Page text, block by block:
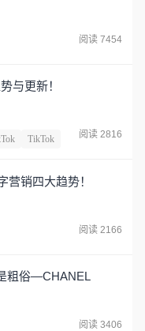
阅读 7454
与更新！
TikTok 阅读 2816
营销四大趋势！
阅读 2166
粗俗—CHANEL
阅读 3406